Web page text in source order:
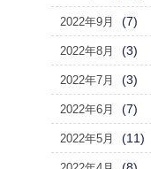
2022年9月 (7)
2022年8月 (3)
2022年7月 (3)
2022年6月 (7)
2022年5月 (11)